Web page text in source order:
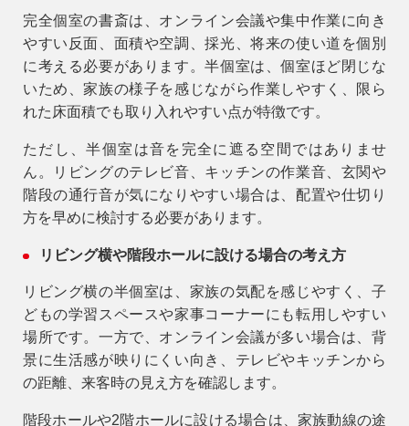
完全個室の書斎は、オンライン会議や集中作業に向き
やすい反面、面積や空調、採光、将来の使い道を個別
に考える必要があります。半個室は、個室ほど閉じな
いため、家族の様子を感じながら作業しやすく、限ら
れた床面積でも取り入れやすい点が特徴です。
ただし、半個室は音を完全に遮る空間ではありませ
ん。リビングのテレビ音、キッチンの作業音、玄関や
階段の通行音が気になりやすい場合は、配置や仕切り
方を早めに検討する必要があります。
リビング横や階段ホールに設ける場合の考え方
リビング横の半個室は、家族の気配を感じやすく、子
どもの学習スペースや家事コーナーにも転用しやすい
場所です。一方で、オンライン会議が多い場合は、背
景に生活感が映りにくい向き、テレビやキッチンから
の距離、来客時の見え方を確認します。
階段ホールや2階ホールに設ける場合は、家族動線の途